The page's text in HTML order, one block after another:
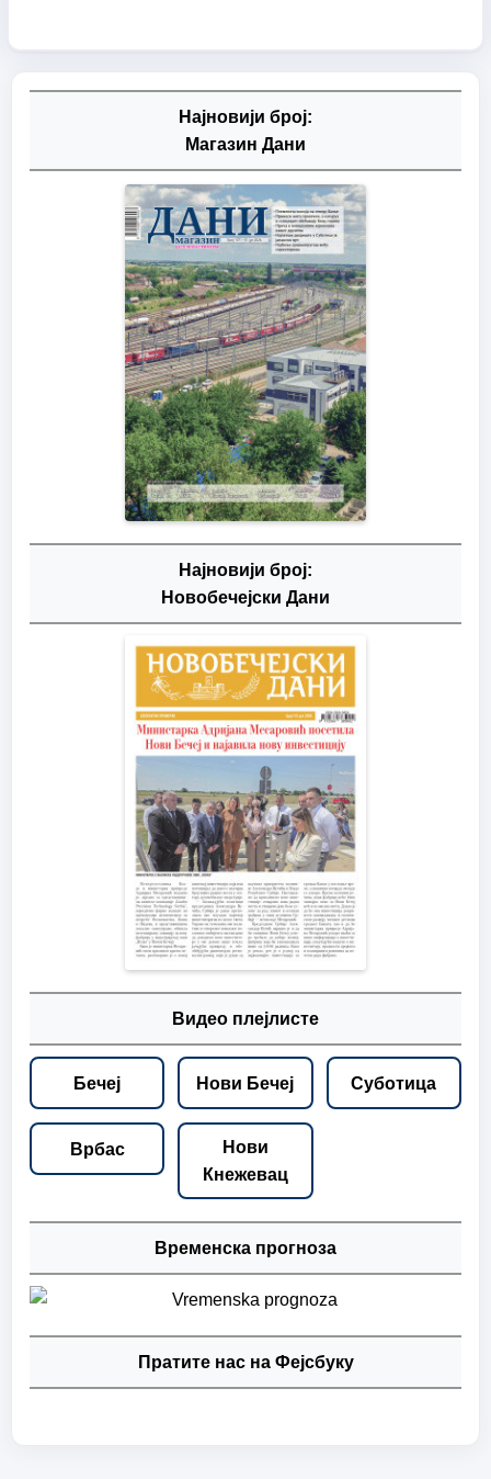
Најновији број:
Магазин Дани
Најновији број:
Новобечејски Дани
Видео плејлисте
Бечеј Нови Бечеј Суботица
Врбас
Нови
Кнежевац
Временска прогноза
Пратите нас на Фејсбуку